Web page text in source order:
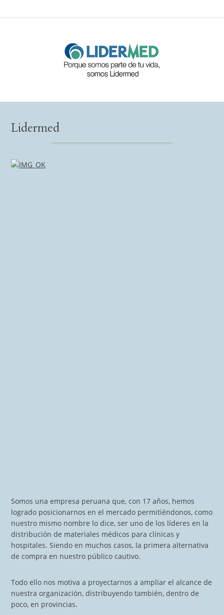
Lidermed
Somos una empresa peruana que, con 17 años, hemos
logrado posicionarnos en el mercado permitiéndonos, como
nuestro mismo nombre lo dice, ser uno de los líderes en la
distribución de materiales médicos para clínicas y
hospitales. Siendo en muchos casos, la primera alternativa
de compra en nuestro público cautivo.
Todo ello nos motiva a proyectarnos a ampliar el alcance de
nuestra organización, distribuyendo también, dentro de
poco, en provincias.